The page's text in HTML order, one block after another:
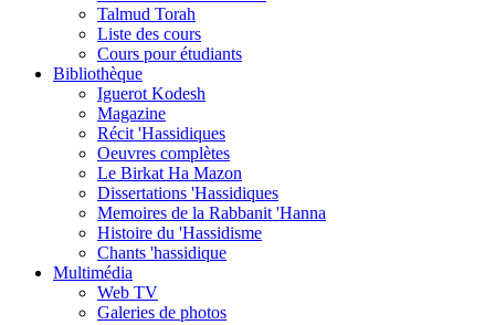
Talmud Torah
Liste des cours
Cours pour étudiants
Bibliothèque
Iguerot Kodesh
Magazine
Récit 'Hassidiques
Oeuvres complètes
Le Birkat Ha Mazon
Dissertations 'Hassidiques
Memoires de la Rabbanit 'Hanna
Histoire du 'Hassidisme
Chants 'hassidique
Multimédia
Web TV
Galeries de photos